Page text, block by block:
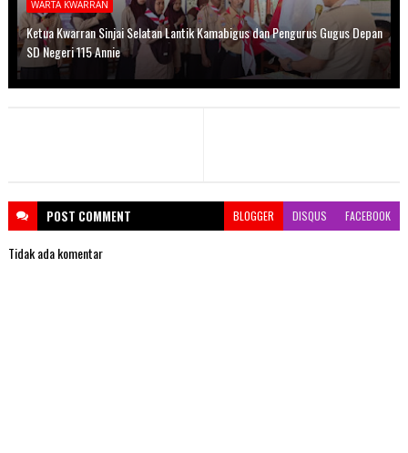
WARTA KWARRAN
Ketua Kwarran Sinjai Selatan Lantik Kamabigus dan Pengurus Gugus Depan
SD Negeri 115 Annie
POST COMMENT BLOGGER DISQUS FACEBOOK
Tidak ada komentar